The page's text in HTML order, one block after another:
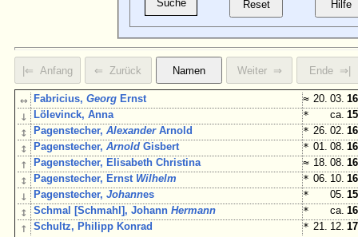
↔ Fabricius,Georg Ernst ≈ 20. 03.
↓ Lölevinck, Anna * ca.
↕ Pagenstecher,AlexanderArnold * 26. 02.
↕ Pagenstecher,Arnold Gisbert * 01. 08.
↑ Pagenstecher, Elisabeth Christina ≈ 18. 08.
↕ Pagenstecher, Ernst Wilhelm * 06. 10.
↓ Pagenstecher,Johannes * 05.
↕ Schmal [Schmahl], JohannHermann * ca.
↑ Schultz, Philipp Konrad * 21. 12.